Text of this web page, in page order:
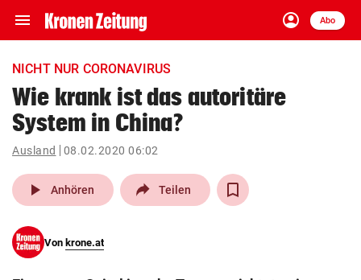
menu Navigation
ein-/ausklappen
account_circle
Anmelden
Abo
close Schließen
account_circle Anmelden
pin_drop
Wien arrow_right
NICHT NUR CORONAVIRUS
Wie krank ist das autoritäre
System in China?
Ausland 08.02.2020 06:02
play_arrow Anhören Teilen
Von krone.at